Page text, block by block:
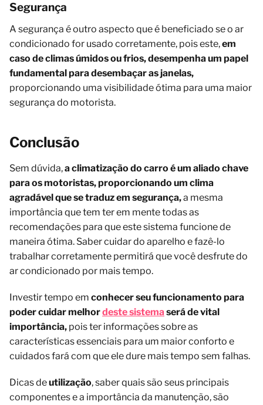
Segurança
A segurança é outro aspecto que é beneficiado se o ar
condicionado for usado corretamente, pois este,em
caso declimasúmidos ou frios, desempenha um papel
fundamental para desembaçar as janelas,
proporcionando uma visibilidade ótima para uma maior
segurança do motorista.
Conclusão
Sem dúvida,a climatização do carro é um aliado chave
para os motoristas, proporcionando um clima
agradável que se traduz em segurança,a mesma
importância que tem ter em mente todas as
recomendações para que este sistema funcione de
maneira ótima. Saber cuidar do aparelho e fazê-lo
trabalhar corretamente permitirá que você desfrute do
ar condicionado por mais tempo.
Investir tempo em conhecer seu funcionamento para
poder cuidar melhordeste sistema será de vital
importância, pois ter informações sobre as
características essenciais para um maior conforto e
cuidados fará com que ele dure mais tempo sem falhas.
Dicas deutilização, saber quais são seus principais
componentes e a importância da manutenção, são